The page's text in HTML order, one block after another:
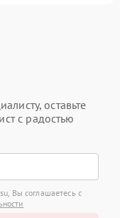
оставьте
с радостью
Вы соглашаетесь с